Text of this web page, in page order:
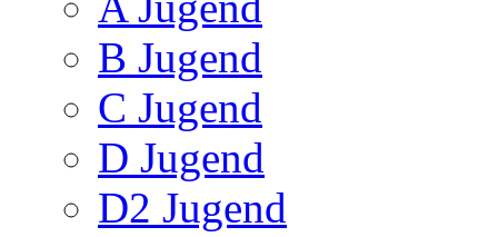
B Jugend
C Jugend
D Jugend
D2 Jugend